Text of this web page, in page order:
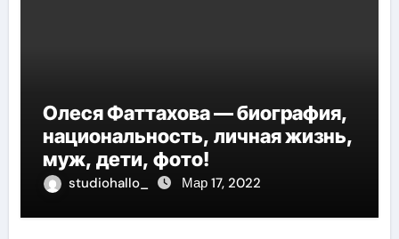
Олеся Фаттахова — биография,
национальность, личная жизнь,
муж, дети, фото!
studiohallo_ Мар 17, 2022